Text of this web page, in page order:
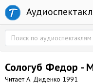
Сологуб Федор -
Читает А. Диденко 1991